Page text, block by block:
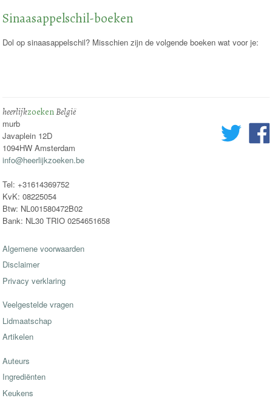
Sinaasappelschil-boeken
Dol op sinaasappelschil? Misschien zijn de volgende boeken wat voor je:
heerlijkzoekenBelgië
murb
Javaplein 12D
1094HW Amsterdam
info@heerlijkzoeken.be
Tel: +31614369752
KvK: 08225054
Btw: NL001580472B02
Bank: NL30 TRIO 0254651658
Algemene voorwaarden
Disclaimer
Privacy verklaring
Veelgestelde vragen
Lidmaatschap
Artikelen
Auteurs
Ingrediënten
Keukens